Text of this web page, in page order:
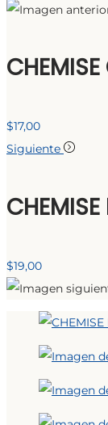
$17,00
Siguiente
CHEMISE
$19,00